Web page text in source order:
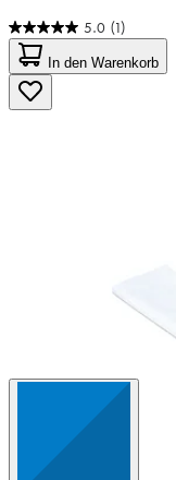
5.0 (1)
5.0
von
5
Sternen.
1
In den Warenkorb